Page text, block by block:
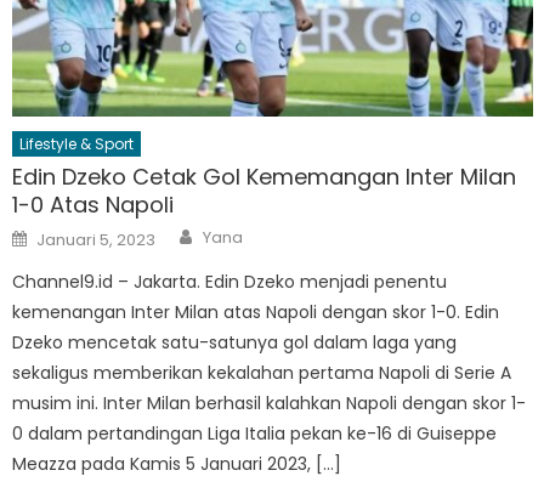
Lifestyle & Sport
Edin Dzeko Cetak Gol Kememangan Inter Milan
1-0 Atas Napoli
Posted
on
Januari 5, 2023 Author
Yana
Channel9.id – Jakarta. Edin Dzeko menjadi penentu
kemenangan Inter Milan atas Napoli dengan skor 1-0. Edin
Dzeko mencetak satu-satunya gol dalam laga yang
sekaligus memberikan kekalahan pertama Napoli di Serie A
musim ini. Inter Milan berhasil kalahkan Napoli dengan skor 1-
0 dalam pertandingan Liga Italia pekan ke-16 di Guiseppe
Meazza pada Kamis 5 Januari 2023, […]